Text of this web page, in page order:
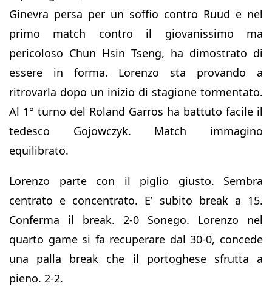
Ginevra persa per un soffio contro Ruud e nel
primo match contro il giovanissimo ma
pericoloso Chun Hsin Tseng, ha dimostrato di
essere in forma. Lorenzo sta provando a
ritrovarla dopo un inizio di stagione tormentato.
Al 1° turno del Roland Garros ha battuto facile il
tedesco Gojowczyk. Match immagino
equilibrato.
Lorenzo parte con il piglio giusto. Sembra
centrato e concentrato. E’ subito break a 15.
Conferma il break. 2-0 Sonego. Lorenzo nel
quarto game si fa recuperare dal 30-0, concede
una palla break che il portoghese sfrutta a
pieno. 2-2.